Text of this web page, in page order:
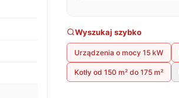
Wyszukaj szybko
Urządzenia o mocy 15 kW
Kotły od 150 m² do 175 m²